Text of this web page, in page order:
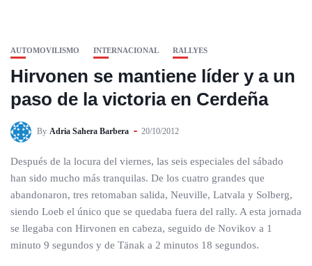
AUTOMOVILISMO INTERNACIONAL RALLYES
Hirvonen se mantiene líder y a un
paso de la victoria en Cerdeña
By Adria Sahera Barbera 20/10/2012
Después de la locura del viernes, las seis especiales del sábado
han sido mucho más tranquilas. De los cuatro grandes que
abandonaron, tres retomaban salida, Neuville, Latvala y Solberg,
siendo Loeb el único que se quedaba fuera del rally. A esta jornada
se llegaba con Hirvonen en cabeza, seguido de Novikov a 1
minuto 9 segundos y de Tänak a 2 minutos 18 segundos.